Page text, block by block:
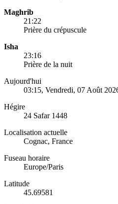
Maghrib
21:22
Prière du crépuscule
Isha
23:16
Prière de la nuit
Aujourd'hui
03:15, Vendredi, 07 Août
Hégire
24 Safar 1448
Localisation actuelle
Cognac, France
Fuseau horaire
Europe/Paris
Latitude
45.69581